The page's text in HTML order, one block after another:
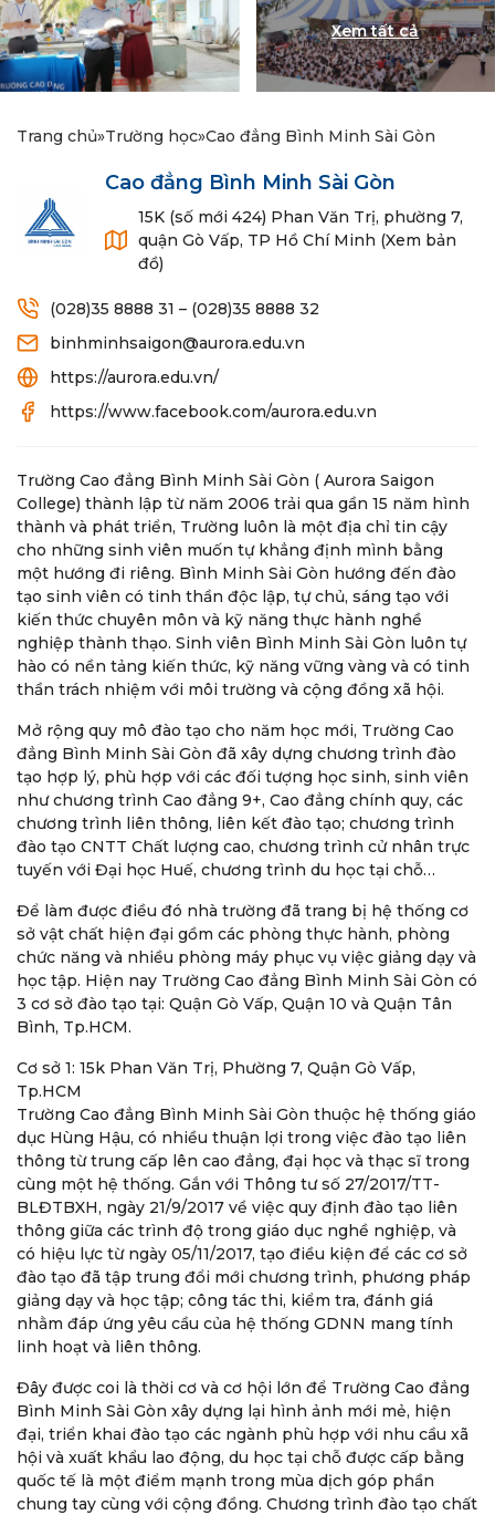
Trang chủ»Trường học»Cao đẳng Bình Minh Sài Gòn
Cao đẳng Bình Minh Sài Gòn
15K (số mới 424) Phan Văn Trị, phường 7,
quận Gò Vấp, TP Hồ Chí Minh (Xem bản
đồ)
(028)35 8888 31 – (028)35 8888 32
binhminhsaigon@aurora.edu.vn
https://aurora.edu.vn/
https://www.facebook.com/aurora.edu.vn
Trường Cao đẳng Bình Minh Sài Gòn ( Aurora Saigon
College) thành lập từ năm 2006 trải qua gần 15 năm hình
thành và phát triển, Trường luôn là một địa chỉ tin cậy
cho những sinh viên muốn tự khẳng định mình bằng
một hướng đi riêng. Bình Minh Sài Gòn hướng đến đào
tạo sinh viên có tinh thần độc lập, tự chủ, sáng tạo với
kiến thức chuyên môn và kỹ năng thực hành nghề
nghiệp thành thạo. Sinh viên Bình Minh Sài Gòn luôn tự
hào có nền tảng kiến thức, kỹ năng vững vàng và có tinh
thần trách nhiệm với môi trường và cộng đồng xã hội.
Mở rộng quy mô đào tạo cho năm học mới, Trường Cao
đẳng Bình Minh Sài Gòn đã xây dựng chương trình đào
tạo hợp lý, phù hợp với các đối tượng học sinh, sinh viên
như chương trình Cao đẳng 9+, Cao đẳng chính quy, các
chương trình liên thông, liên kết đào tạo; chương trình
đào tạo CNTT Chất lượng cao, chương trình cử nhân trực
tuyến với Đại học Huế, chương trình du học tại chỗ…
Để làm được điều đó nhà trường đã trang bị hệ thống cơ
sở vật chất hiện đại gồm các phòng thực hành, phòng
chức năng và nhiều phòng máy phục vụ việc giảng dạy và
học tập. Hiện nay Trường Cao đẳng Bình Minh Sài Gòn có
3 cơ sở đào tạo tại: Quận Gò Vấp, Quận 10 và Quận Tân
Bình, Tp.HCM.
Cơ sở 1: 15k Phan Văn Trị, Phường 7, Quận Gò Vấp,
Tp.HCM
Trường Cao đẳng Bình Minh Sài Gòn thuộc hệ thống giáo
dục Hùng Hậu, có nhiều thuận lợi trong việc đào tạo liên
thông từ trung cấp lên cao đẳng, đại học và thạc sĩ trong
cùng một hệ thống. Gắn với Thông tư số 27/2017/TT-
BLĐTBXH, ngày 21/9/2017 về việc quy định đào tạo liên
thông giữa các trình độ trong giáo dục nghề nghiệp, và
có hiệu lực từ ngày 05/11/2017, tạo điều kiện để các cơ sở
đào tạo đã tập trung đổi mới chương trình, phương pháp
giảng dạy và học tập; công tác thi, kiểm tra, đánh giá
nhằm đáp ứng yêu cầu của hệ thống GDNN mang tính
linh hoạt và liên thông.
Đây được coi là thời cơ và cơ hội lớn để Trường Cao đẳng
Bình Minh Sài Gòn xây dựng lại hình ảnh mới mẻ, hiện
đại, triển khai đào tạo các ngành phù hợp với nhu cầu xã
hội và xuất khẩu lao động, du học tại chỗ được cấp bằng
quốc tế là một điểm mạnh trong mùa dịch góp phần
chung tay cùng với cộng đồng. Chương trình đào tạo chất